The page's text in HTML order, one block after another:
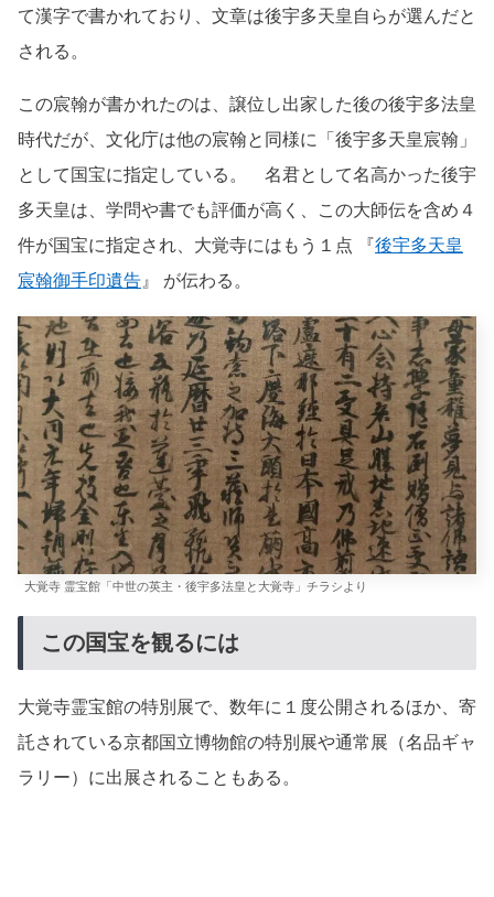
て漢字で書かれており、文章は後宇多天皇自らが選んだと
される。
この宸翰が書かれたのは、譲位し出家した後の後宇多法皇
時代だが、文化庁は他の宸翰と同様に「後宇多天皇宸翰」
として国宝に指定している。 名君として名高かった後宇
多天皇は、学問や書でも評価が高く、この大師伝を含め４
件が国宝に指定され、大覚寺にはもう１点 『後宇多天皇
宸翰御手印遺告 』 が伝わる。
大覚寺 霊宝館「中世の英主・後宇多法皇と大覚寺」チラシより
この国宝を観るには
大覚寺霊宝館の特別展で、数年に１度公開されるほか、寄
託されている京都国立博物館の特別展や通常展（名品ギャ
ラリー）に出展されることもある。